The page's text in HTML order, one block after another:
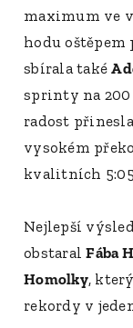
maximum ve
hodu oštěpem
sbírala také
sprinty na 200
radost
vysokém
kvalitních
Nejlepší
obstaralFába
Homolky,
rekordy v